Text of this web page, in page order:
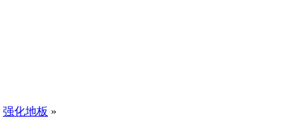
强化地板 »